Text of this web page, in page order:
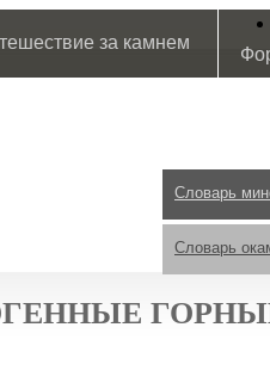
за камнем
Словарь
Словарь